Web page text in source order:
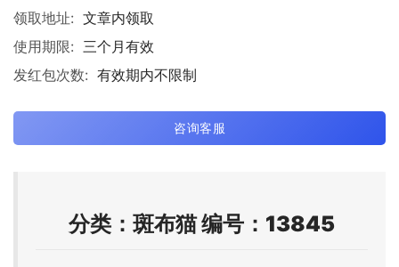
领取地址: 文章内领取
使用期限: 三个月有效
发红包次数: 有效期内不限制
咨询客服
分类：斑布猫 编号：13845